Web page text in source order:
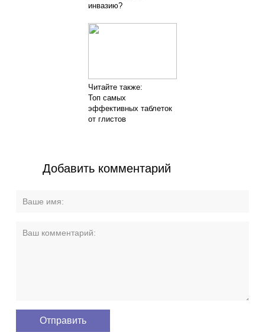
инвазию?
Читайте также:
Топ самых
эффективных таблеток
от глистов
Добавить комментарий